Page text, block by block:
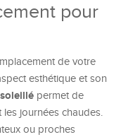
pour
de votre
esthétique et son
permet de
journées chaudes.
ou proches